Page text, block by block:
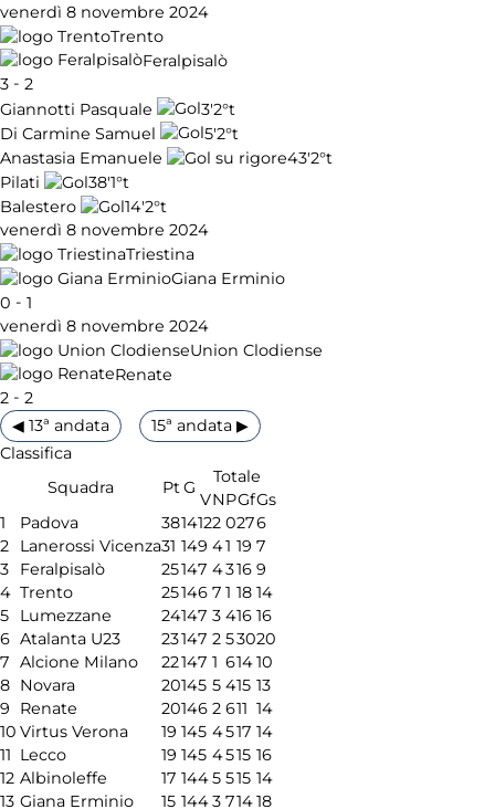
venerdì 8 novembre 2024
Trento
Feralpisalò
3 - 2
Giannotti Pasquale
3'2°t
Di Carmine Samuel
5'2°t
Anastasia Emanuele
43'2°t
Pilati
38'1°t
Balestero
14'2°t
venerdì 8 novembre 2024
Triestina
Giana Erminio
0 - 1
venerdì 8 novembre 2024
Union Clodiense
Renate
2 - 2
◀ 13ª andata
15ª andata ▶
Classifica
Squadra
PtG
Totale
VNPGfGs
1
Padova 3814122 0276
2
Lanerossi Vicenza31 149 41 19 7
3
Feralpisalò 25147 4316 9
4 Trento 25146 7 1 18 14
5
Lumezzane 24147 3 416 16
6 Atalanta U23 23147 2 53020
7 Alcione Milano 22147 1 61410
8 Novara 20145 5 415 13
9
Renate 20146 2 611 14
10 Virtus Verona 19 145 4517 14
11 Lecco 19 145 4515 16
12 Albinoleffe 17 1445 515 14
13 Giana Erminio 15 1443 71418